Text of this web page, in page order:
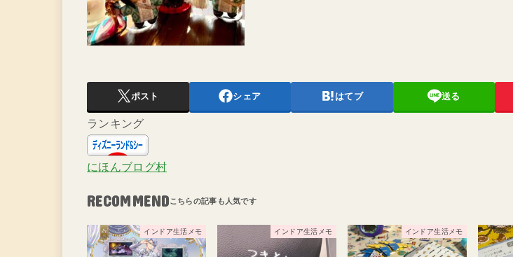
ポスト シェア はてブ 送る
ランキング
にほんブログ村
RECOMMEND
インドア生活メモ インドア生活メモ インドア生活メモ